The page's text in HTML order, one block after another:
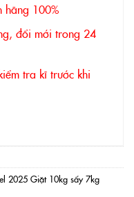
hãng 100%
đổi mới trong 24
tra kĩ trước khi
2025 Giặt 10kg sấy 7kg